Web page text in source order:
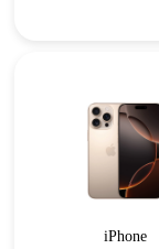
iPhone